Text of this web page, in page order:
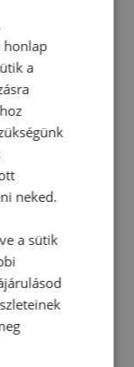
honlap
a
neked.
a sütik